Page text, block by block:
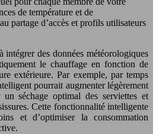
de température et de
partage d’accès et profils utilisateurs
intégrer des données météorologiques
le chauffage en fonction de
extérieure. Par exemple, par temps
pourrait augmenter légèrement
séchage optimal des serviettes et
Cette fonctionnalité intelligente
et d’optimiser la consommation